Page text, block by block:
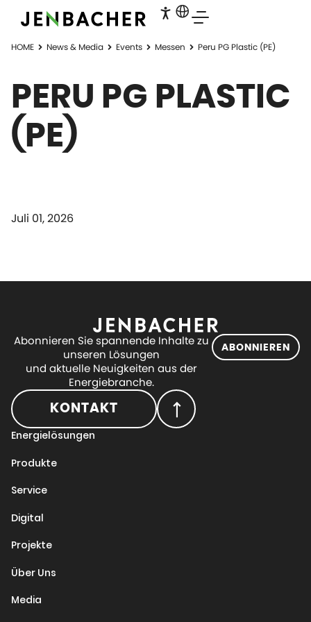
HOME News & Media Events Messen Peru PG Plastic (PE)
PERU PG PLASTIC
(PE)
Juli 01, 2026
Abonnieren Sie spannende Inhalte zu
unseren Lösungen
und aktuelle Neuigkeiten aus der
Energiebranche.
ABONNIEREN
KONTAKT
Energielösungen
Produkte
Service
Digital
Projekte
Über Uns
Media